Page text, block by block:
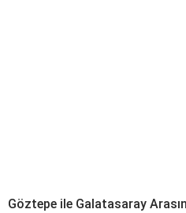
Göztepe ile Galatasaray